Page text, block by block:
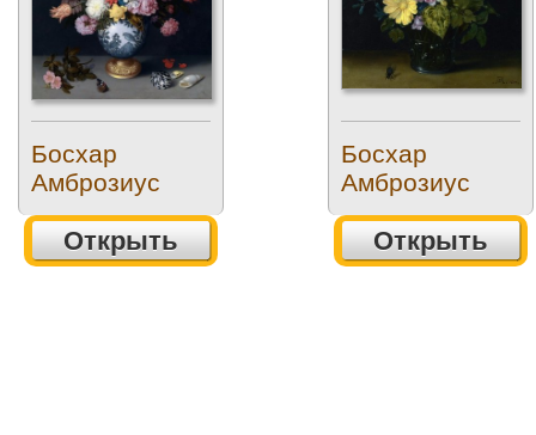
Босхар
Амброзиус
Открыть
Босхар
Амброзиус
Открыть